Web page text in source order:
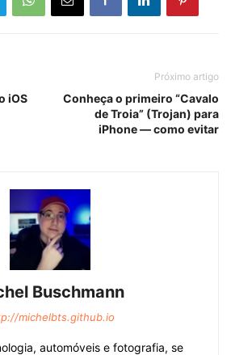
iOS
Próximo artigo
Conheça o primeiro “Cavalo
de Troia” (Trojan) para
iPhone — como evitar
Buschmann
michelbts.github.io
automóveis e fotografia, se